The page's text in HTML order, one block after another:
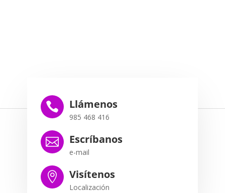
 Llámenos
985 468 416
 Escríbanos
e-mail
 Visítenos
Localización